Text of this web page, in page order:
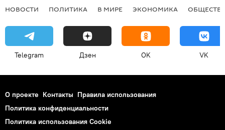
НОВОСТИ ПОЛИТИКА В МИРЕ ЭКОНОМИКА
Telegram Дзен OK VK
О проекте Контакты Правила использования
Политика конфиденциальности
Политика использования Cookie